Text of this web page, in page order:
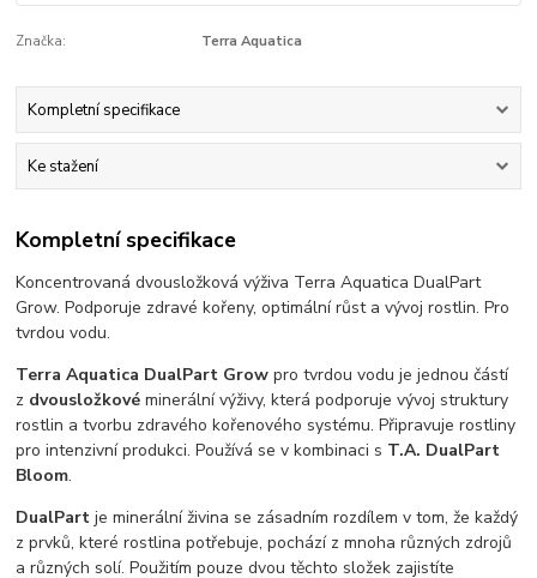
Značka: Terra Aquatica
Kompletní specifikace
Ke stažení
Kompletní specifikace
Koncentrovaná dvousložková výživa Terra Aquatica DualPart
Grow. Podporuje zdravé kořeny, optimální růst a vývoj rostlin. Pro
tvrdou vodu.
Terra Aquatica DualPart Growpro tvrdou vodu je jednou částí
z dvousložkové minerální výživy, která podporuje vývoj struktury
rostlin a tvorbu zdravého kořenového systému. Připravuje rostliny
pro intenzivní produkci. Používá se v kombinaci s T.A. DualPart
Bloom.
DualPart je minerální živina se zásadním rozdílem v tom, že každý
z prvků, které rostlina potřebuje, pochází z mnoha různých zdrojů
a různých solí. Použitím pouze dvou těchto složek zajistíte